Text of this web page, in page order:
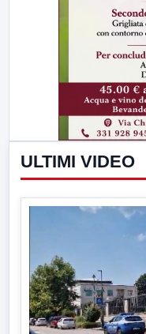
ULTIMI VIDEO